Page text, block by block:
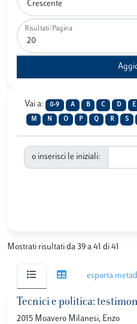
Risultati/Pagina
Vai a: 0-9 A B C D E
M N O P Q R S
o inserisci le iniziali:
Mostrati risultati da 39 a 41 di 41
esporta
Tecnici e politica:
2015 Moavero Milanesi, Enzo